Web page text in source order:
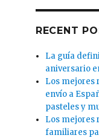
RECENT
La guía
aniversario
Los mejores
envío a
pasteles y
Los mejores
familiares